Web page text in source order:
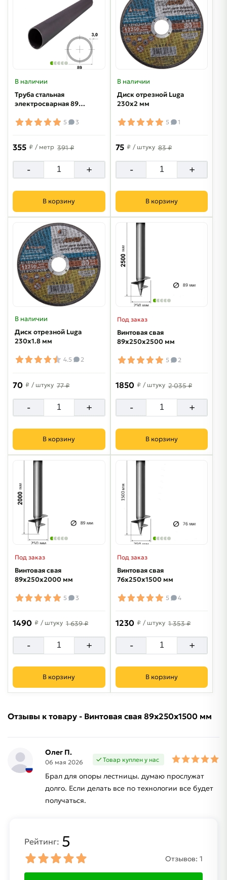
В наличии
Труба стальная
электросварная 89х3
5 3
355 ₽ / метр 391 ₽
- +
В корзину
В наличии
Диск отрезной Luga
230х2 мм
5 1
75 ₽ / штуку 83 ₽
- +
В корзину
В наличии
Диск отрезной Luga
230х1.8 мм
4.5 2
70 ₽ / штуку 77 ₽
- +
В корзину
Под заказ
Винтовая свая
89х250х2500 мм
5 2
1850 ₽ / штуку 2 035 ₽
- +
В корзину
Под заказ
Винтовая свая
89х250х2000 мм
5 3
1490 ₽ / штуку 1 639 ₽
- +
В корзину
Под заказ
Винтовая свая
76х250х1500 мм
5 4
1230 ₽ / штуку 1 353 ₽
- +
В корзину
Отзывы к товару - Винтовая свая 89х250х1500 мм
Олег П.
06 мая 2026 Товар куплен у нас
Брал для опоры лестницы. думаю прослужат
долго. Если делать все по технологии все будет
получаться.
Рейтинг: 5
Отзывов: 1